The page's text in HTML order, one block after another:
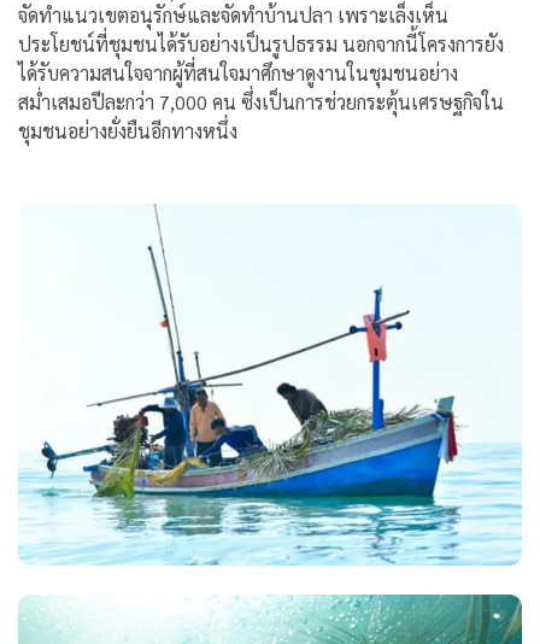
จัดทำแนวเขตอนุรักษ์และจัดทำบ้านปลา เพราะเล็งเห็น
ประโยชน์ที่ชุมชนได้รับอย่างเป็นรูปธรรม นอกจากนี้โครงการยัง
ได้รับความสนใจจากผู้ที่สนใจมาศึกษาดูงานในชุมชนอย่าง
สม่ำเสมอปีละกว่า 7,000 คน ซึ่งเป็นการช่วยกระตุ้นเศรษฐกิจใน
ชุมชนอย่างยั่งยืนอีกทางหนึ่ง